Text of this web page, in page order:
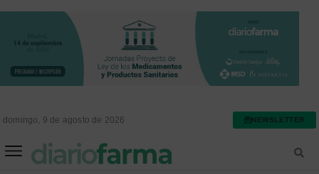
domingo, 9 de agosto de 2026 NEWSLETTER